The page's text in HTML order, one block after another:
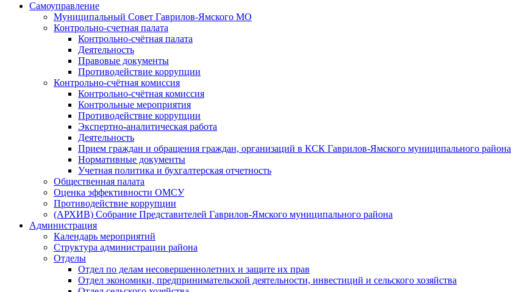
Самоуправление
Муниципальный Совет Гаврилов-Ямского МО
Контрольно-счетная палата
Контрольно-счётная палата
Деятельность
Правовые документы
Противодействие коррупции
Контрольно-счётная комиссия
Контрольно-счётная комиссия
Контрольные мероприятия
Противодействие коррупции
Экспертно-аналитическая работа
Деятельность
Прием граждан и обращения граждан, организаций в КСК Гаврилов-Ямского муниципального района
Нормативные документы
Учетная политика и бухгалтерская отчетность
Общественная палата
Оценка эффективности ОМСУ
Противодействие коррупции
(АРХИВ) Собрание Представителей Гаврилов-Ямского муниципального района
Администрация
Календарь мероприятий
Структура администрации района
Отделы
Отдел по делам несовершеннолетних и защите их прав
Отдел экономики, предпринимательской деятельности, инвестиций и сельского хозяйства